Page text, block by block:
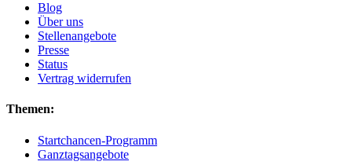
Blog
Über uns
Stellenangebote
Presse
Status
Vertrag widerrufen
Themen:
Startchancen-Programm
Ganztagsangebote